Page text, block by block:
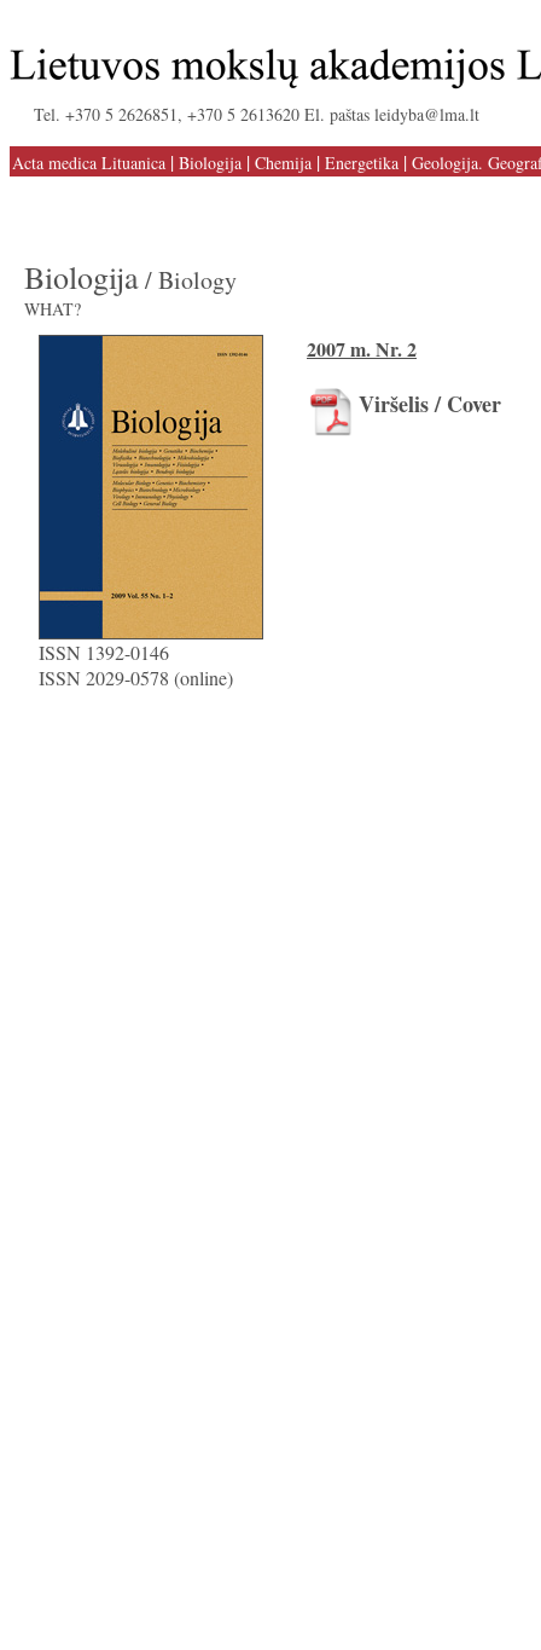
Tel. +370 5 2626851, +370 5 2613620 El. paštas leidyba@lma.lt
Acta medica Lituanica | Biologija | Chemija | Energetika | Geologija.
Biologija/ Biology
WHAT?
ISSN 1392-0146
ISSN 2029-0578 (online)
2007 m. Nr. 2
Viršelis / Cover